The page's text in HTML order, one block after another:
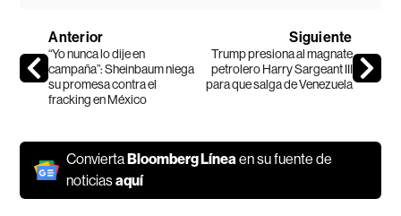
Anterior
“Yo nunca lo dije en
campaña”: Sheinbaum niega
su promesa contra el
fracking en México
Siguiente
Trump presiona al magnate
petrolero Harry Sargeant III
para que salga de Venezuela
ConviertaBloomberg Líneaen su fuente de
noticiasaquí